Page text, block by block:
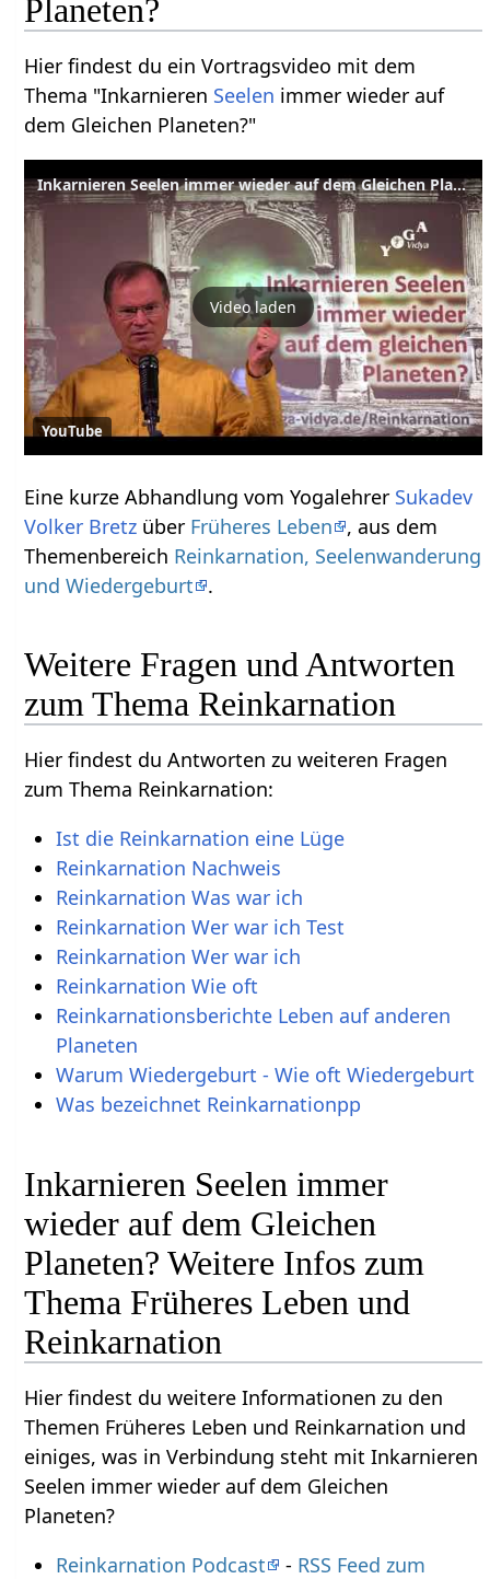
Planeten?
Hier findest du ein Vortragsvideo mit dem
Thema "Inkarnieren Seelen immer wieder auf
dem Gleichen Planeten?"
Inkarnieren Seelen immer wieder auf dem Gleichen Planeten
Video laden
YouTube
Eine kurze Abhandlung vom Yogalehrer Sukadev
Volker Bretz über Früheres Leben
, aus dem
Themenbereich Reinkarnation, Seelenwanderung
und Wiedergeburt
.
Weitere Fragen und Antworten
zum Thema Reinkarnation
Hier findest du Antworten zu weiteren Fragen
zum Thema Reinkarnation:
Ist die Reinkarnation eine Lüge
Reinkarnation Nachweis
Reinkarnation Was war ich
Reinkarnation Wer war ich Test
Reinkarnation Wer war ich
Reinkarnation Wie oft
Reinkarnationsberichte Leben auf anderen
Planeten
Warum Wiedergeburt - Wie oft Wiedergeburt
Was bezeichnet Reinkarnationpp
Inkarnieren Seelen immer
wieder auf dem Gleichen
Planeten? Weitere Infos zum
Thema Früheres Leben und
Reinkarnation
Hier findest du weitere Informationen zu den
Themen Früheres Leben und Reinkarnation und
einiges, was in Verbindung steht mit Inkarnieren
Seelen immer wieder auf dem Gleichen
Planeten?
Reinkarnation Podcast
- RSS Feed zum